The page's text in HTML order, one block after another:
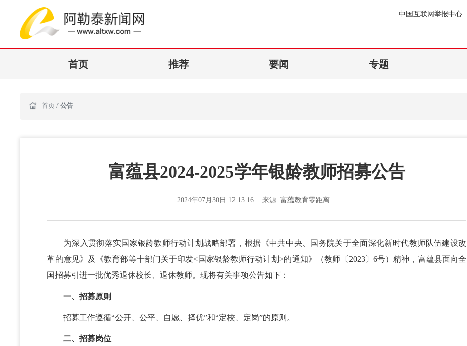
中国互联网举报中心
首页 推荐 要闻 专题
首页 / 公告
富蕴县2024-2025学年银龄教师招募公告
2024年07月30日 12:13:16 来源:富蕴教育零距离
为深入贯彻落实国家银龄教师行动计划战略部署，根据《中共中央、国务院关于全面深化新时代教师队伍建设改
革的意见》及《教育部等十部门关于印发<国家银龄教师行动计划>的通知》（教师〔2023〕6号）精神，富蕴县面向全
国招募引进一批优秀退休校长、退休教师。现将有关事项公告如下：
一、招募原则
招募工作遵循“公开、公平、自愿、择优”和“定校、定岗”的原则。
二、招募岗位